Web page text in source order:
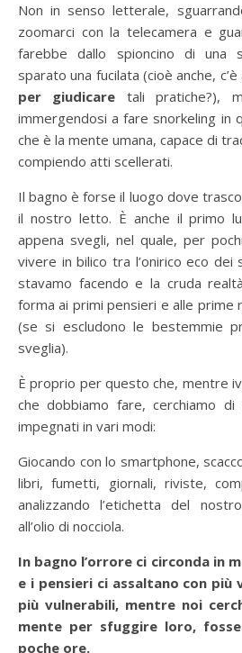
Non in senso letterale,
zoomarci con la telecamera e
farebbe dallo spioncino di una
sparato una fucilata (cioè anche, c’è
per giudicare tali pratiche?),
immergendosi a fare snorkeling in
che è la mente umana, capace di
compiendo atti scellerati.
Il bagno è forse il luogo dove
il nostro letto. È anche il primo
appena svegli, nel quale, per
vivere in bilico tra l’onirico eco dei
stavamo facendo e la cruda
forma ai primi pensieri e alle prime
(se si escludono le bestemmie
sveglia).
È proprio per questo che, mentre
che dobbiamo fare, cerchiamo
impegnati in vari modi:
Giocando con lo smartphone,
libri, fumetti, giornali, riviste,
analizzando l’etichetta del
all’olio di nocciola.
In bagno l’orrore ci circonda in
e i pensieri ci assaltano con più
più vulnerabili, mentre noi
mente per sfuggire loro,
poche ore.